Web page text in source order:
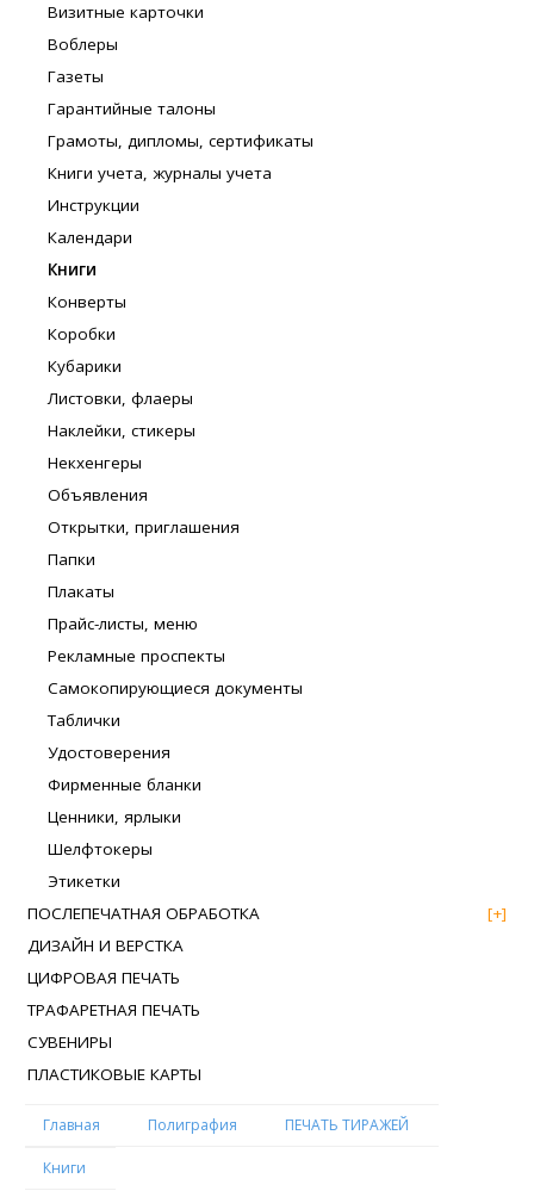
Визитные карточки
Воблеры
Газеты
Гарантийные талоны
Грамоты, дипломы, сертификаты
Книги учета, журналы учета
Инструкции
Календари
Книги
Конверты
Коробки
Кубарики
Листовки, флаеры
Наклейки, стикеры
Некхенгеры
Объявления
Открытки, приглашения
Папки
Плакаты
Прайс-листы, меню
Рекламные проспекты
Самокопирующиеся документы
Таблички
Удостоверения
Фирменные бланки
Ценники, ярлыки
Шелфтокеры
Этикетки
ПОСЛЕПЕЧАТНАЯ ОБРАБОТКА
[+]
ДИЗАЙН И ВЕРСТКА
ЦИФРОВАЯ ПЕЧАТЬ
ТРАФАРЕТНАЯ ПЕЧАТЬ
СУВЕНИРЫ
ПЛАСТИКОВЫЕ КАРТЫ
Главная Полиграфия ПЕЧАТЬ ТИРАЖЕЙ
Книги